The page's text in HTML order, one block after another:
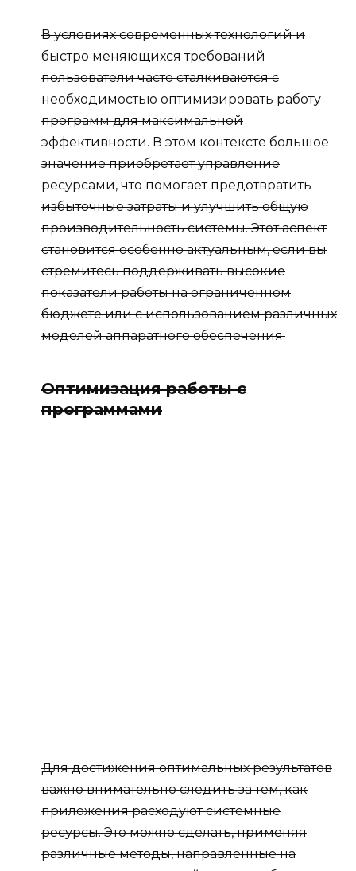
В условиях современных технологий и
быстро меняющихся требований
пользователи часто сталкиваются с
необходимостью оптимизировать работу
программ для максимальной
эффективности. В этом контексте большое
значение приобретает управление
ресурсами, что помогает предотвратить
избыточные затраты и улучшить общую
производительность системы. Этот аспект
становится особенно актуальным, если вы
стремитесь поддерживать высокие
показатели работы на ограниченном
бюджете или с использованием различных
моделей аппаратного обеспечения.
Оптимизация работы с
программами
Для достижения оптимальных результатов
важно внимательно следить за тем, как
приложения расходуют системные
ресурсы. Это можно сделать, применяя
различные методы, направленные на